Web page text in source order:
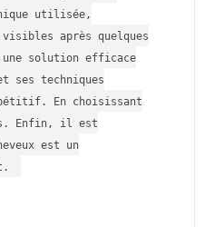
utilisée,
après quelques
une solution efficace
techniques
En choisissant
Enfin, il est
est un